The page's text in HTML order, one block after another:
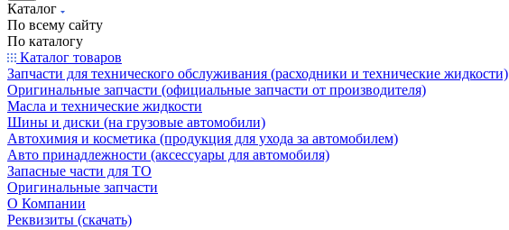
Каталог
По всему сайту
По каталогу
Каталог товаров
Запчасти для технического обслуживания (расходники и технические жидкости)
Оригинальные запчасти (официальные запчасти от производителя)
Масла и технические жидкости
Шины и диски (на грузовые автомобили)
Автохимия и косметика (продукция для ухода за автомобилем)
Авто принадлежности (аксессуары для автомобиля)
Запасные части для ТО
Оригинальные запчасти
О Компании
Реквизиты (скачать)